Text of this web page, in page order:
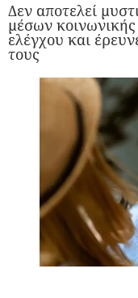
Δεν αποτελεί
μέσων κοινωνικής
ελέγχου και
τους